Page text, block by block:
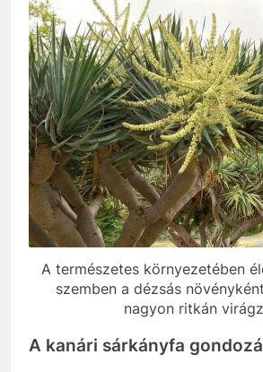
A természetes környezetében
szemben a dézsás
nagyon ritkán
A kanári sárkányfa